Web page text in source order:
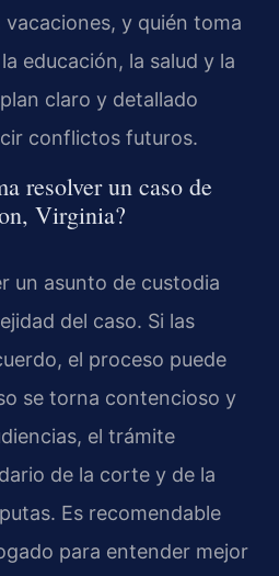
y quién toma
educación, la salud y la
claro y detallado
conflictos futuros.
resolver un caso de
Virginia?
un asunto de custodia
del caso. Si las
el proceso puede
se torna contencioso y
el trámite
de la corte y de la
Es recomendable
para entender mejor